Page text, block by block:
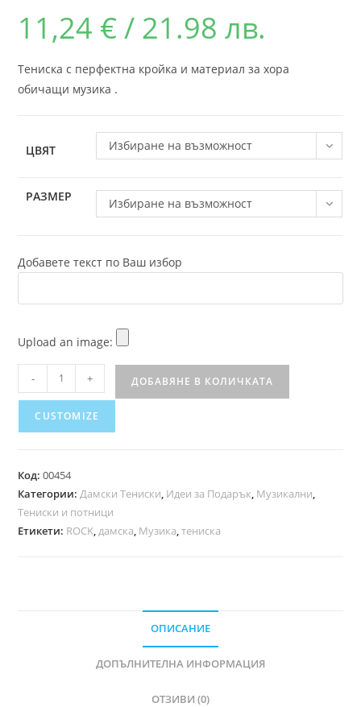
11,24 € / 21.98 лв.
Тениска с перфектна кройка и материал за хора
обичащи музика .
ЦВЯТ Избиране на възможност
РАЗМЕР Избиране на възможност
Добавете текст по Ваш избор
Upload an image:
- + ДОБАВЯНЕ В КОЛИЧКАТА
CUSTOMIZE
Код:00454
Категории:Дамски Тениски, Идеи за Подарък, Музикални,
Тениски и потници
Етикети: ROCK,дамска, Музика,тениска
ОПИСАНИЕ
ДОПЪЛНИТЕЛНА ИНФОРМАЦИЯ
ОТЗИВИ (0)